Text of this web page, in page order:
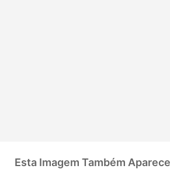
Esta Imagem Também